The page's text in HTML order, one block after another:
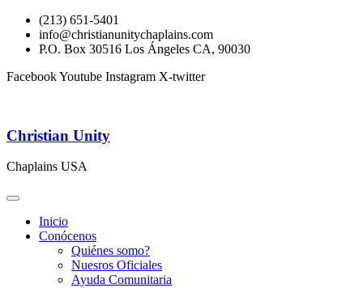
(213) 651-5401
info@christianunitychaplains.com
P.O. Box 30516 Los Ángeles CA, 90030
FacebookYoutube Instagram X-twitter
Christian Unity
Chaplains USA
Inicio
Conócenos
Quiénes somo?
Nuesros Oficiales
Ayuda Comunitaria